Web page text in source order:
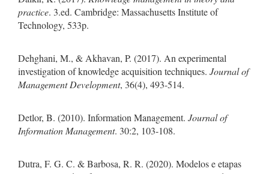
practice. 3.ed. Cambridge: Massachusetts Institute of
Technology, 533p.
Dehghani, M., & Akhavan, P. (2017). An experimental
investigation of knowledge acquisition techniques. Journal of
Management Development, 36(4), 493-514.
Detlor, B. (2010). Information Management. Journal of
Information Management. 30:2, 103-108.
Dutra, F. G. C. & Barbosa, R. R. (2020). Modelos e etapas